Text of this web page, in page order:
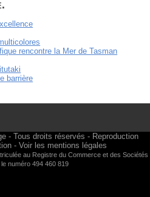
rencontre la Mer de Tasman
barrière
- Tous droits réservés - Reproduction
- Voir les mentions légales
au Registre du Commerce et des Sociétés
numéro 494 460 819